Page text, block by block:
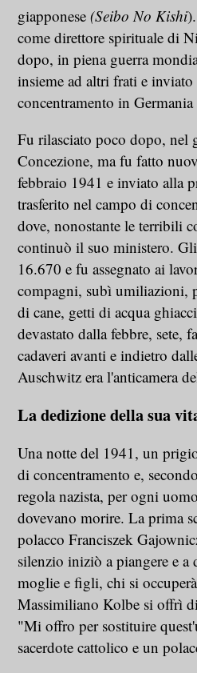
giapponese(Seibo No Kishi
come direttore spirituale di
dopo, in piena guerra
insieme ad altri frati e
concentramento in
Fu rilasciato poco dopo, nel
Concezione, ma fu fatto
febbraio 1941 e inviato alla
trasferito nel campo di
dove, nonostante le terribili
continuò il suo ministero.
16.670 e fu assegnato ai
compagni, subì umiliazioni,
di cane, getti di acqua
devastato dalla febbre, sete,
cadaveri avanti e indietro
Auschwitz era l'anticamera
La dedizione della sua
Una notte del 1941, un
di concentramento e,
regola nazista, per ogni
dovevano morire. La prima
polacco Franciszek
silenzio iniziò a piangere e
moglie e figli, chi si
Massimiliano Kolbe si offrì
"Mi offro per sostituire
sacerdote cattolico e un